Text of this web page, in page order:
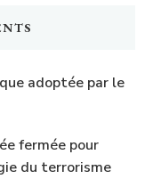
adoptée par le
fermée pour
du terrorisme